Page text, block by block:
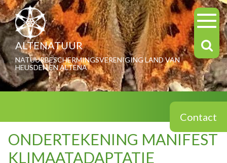
ALTENATUUR
NATUURBESCHERMINGSVERENIGING LAND VAN
HEUSDEN EN ALTENA
Contact
ONDERTEKENING MANIFEST
KLIMAATADAPTATIE